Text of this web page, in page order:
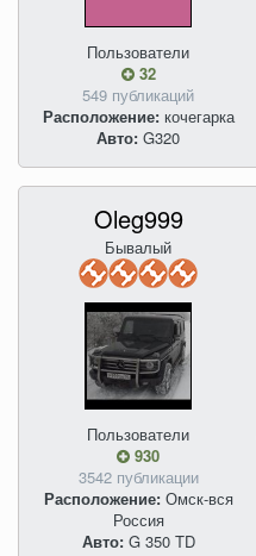
Пользователи
32
549 публикаций
Расположение:кочегарка
Авто: G320
Oleg999
Бывалый
Пользователи
930
3542 публикации
Расположение:Омск-вся
Россия
Авто:G 350 TD